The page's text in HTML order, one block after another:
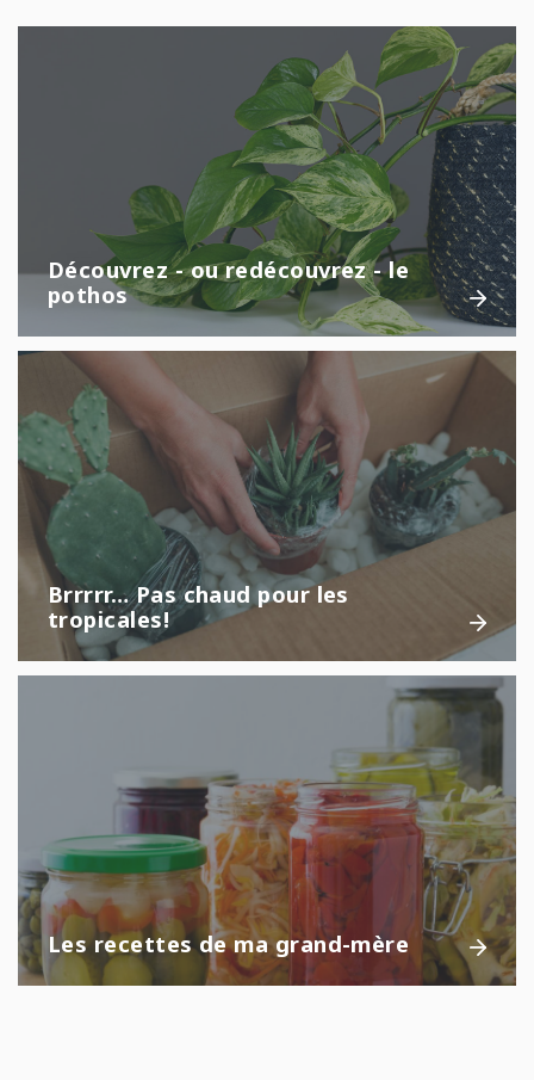
Découvrez - ou redécouvrez - le
pothos
Brrrrr… Pas chaud pour les
tropicales!
Les recettes de ma grand-mère